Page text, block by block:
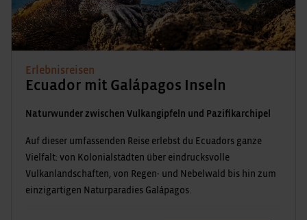
Erlebnisreisen
Ecuador mit Galápagos Inseln
Naturwunder zwischen Vulkangipfeln und Pazifikarchipel
Auf dieser umfassenden Reise erlebst du Ecuadors ganze
Vielfalt: von Kolonialstädten über eindrucksvolle
Vulkanlandschaften, von Regen- und Nebelwald bis hin zum
einzigartigen Naturparadies Galápagos.